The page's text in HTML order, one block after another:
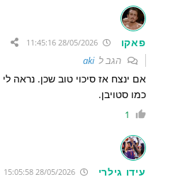
פאקו 28/05/2026 11:45:16
הגב לaki
אם ינצח אז סיכוי טוב שכן. נראה
כמו סטויבן.
1
עידו גילרי 28/05/2026 15:05:58